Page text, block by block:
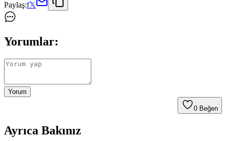
Paylaş:f𝕏
Yorumlar:
Yorum
0 Beğen
Ayrıca Bakınız